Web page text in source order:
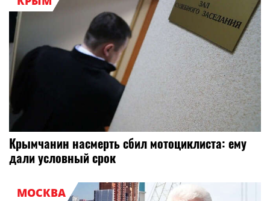
Крымчанин насмерть сбил мотоциклиста: ему
дали условный срок
МОСКВА